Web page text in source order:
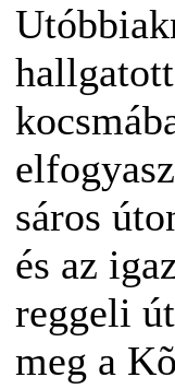
sáros
és az
reggeli
meg a